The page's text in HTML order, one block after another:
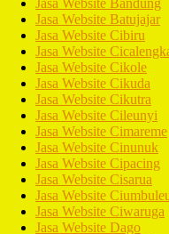
Jasa Website Bandung
Jasa Website Batujajar
Jasa Website Cibiru
Jasa Website
Jasa Website Cikole
Jasa Website Cikuda
Jasa Website Cikutra
Jasa Website Cileunyi
Jasa Website Cimareme
Jasa Website Cinunuk
Jasa Website Cipacing
Jasa Website Cisarua
Jasa Website
Jasa Website Ciwaruga
Jasa Website Dago